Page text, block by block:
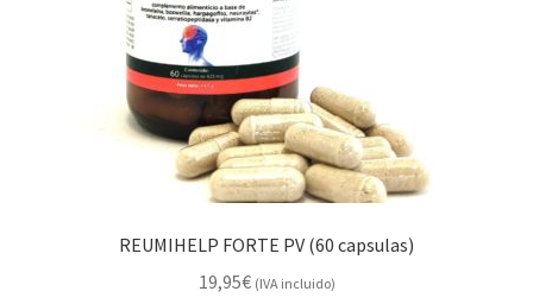
REUMIHELP FORTE PV (60 capsulas)
19,95€ (IVA incluido)